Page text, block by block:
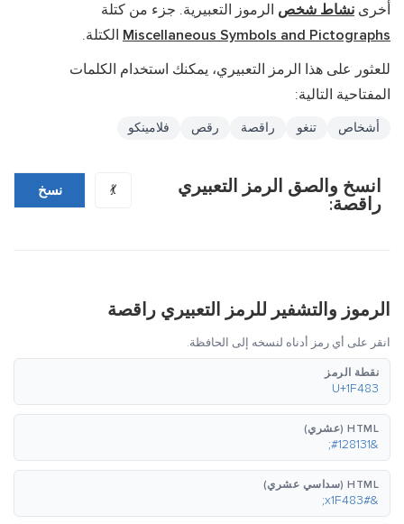
أخرى نشاط شخص الرموز التعبيرية. جزء من كتلة
Miscellaneous Symbols and Pictographs الكتلة.
للعثور على هذا الرمز التعبيري، يمكنك استخدام الكلمات
المفتاحية التالية:
أشخاص تنغو راقصة رقص فلامينكو
انسخ والصق الرمز التعبيري
راقصة:
💃 نسخ
الرموز والتشفير للرمز التعبيري راقصة
انقر على أي رمز أدناه لنسخه إلى الحافظة.
نقطة الرمز
U+1F483
HTML (عشري)
&#128131;
HTML (سداسي عشري)
&#x1F483;